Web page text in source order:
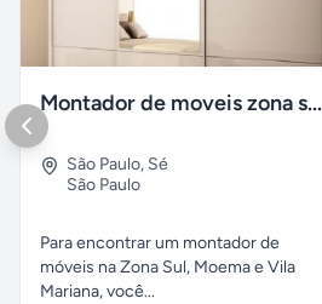
Montador de moveis zona sul moema, vila mariana
São Paulo, Sé
São Paulo
Para encontrar um montador de
móveis na Zona Sul, Moema e Vila
Mariana, você...